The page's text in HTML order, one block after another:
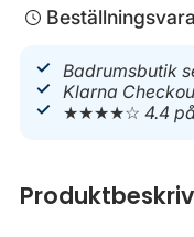
Beställningsvara
Badrumsbutik
Klarna
★★★★☆4.4